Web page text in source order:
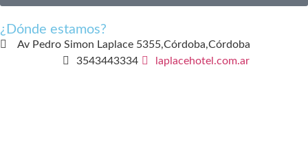
¿Dónde estamos?
Av Pedro Simon Laplace 5355,Córdoba,Córdoba
3543443334
laplacehotel.com.ar